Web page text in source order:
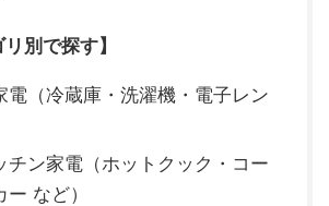
別で探す】
電（冷蔵庫・洗濯機・電子レン
チン家電（ホットクック・コー
など）